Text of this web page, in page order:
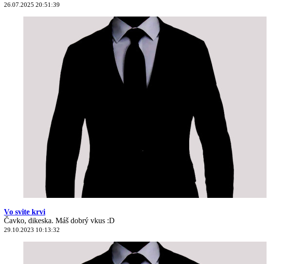
26.07.2025 20:51:39
Vo svite krvi
Čavko, dikeska. Máš dobrý vkus :D
29.10.2023 10:13:32